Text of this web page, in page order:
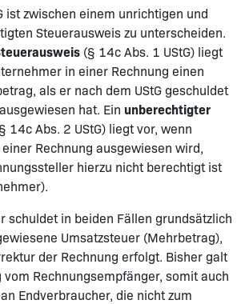
ist zwischen einem unrichtigen und
Steuerausweis zu unterscheiden.
(§ 14c Abs. 1 UStG) liegt
in einer Rechnung einen
als er nach dem UStG geschuldet
hat. Ein unberechtigter
14c Abs. 2 UStG) liegt vor, wenn
Rechnung ausgewiesen wird,
hierzu nicht berechtigt ist
schuldet in beiden Fällen grundsätzlich
Umsatzsteuer (Mehrbetrag),
der Rechnung erfolgt. Bisher galt
Rechnungsempfänger, somit auch
Endverbraucher, die nicht zum